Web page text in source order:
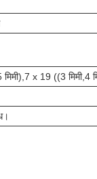
x 19 ((3 मिमी,4